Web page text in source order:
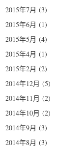
2015年7月 (3)
2015年6月 (1)
2015年5月 (4)
2015年4月 (1)
2015年2月 (2)
2014年12月 (5)
2014年11月 (2)
2014年10月 (2)
2014年9月 (3)
2014年8月 (3)